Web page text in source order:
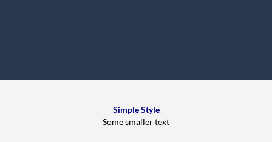
Simple Style
Some smaller text